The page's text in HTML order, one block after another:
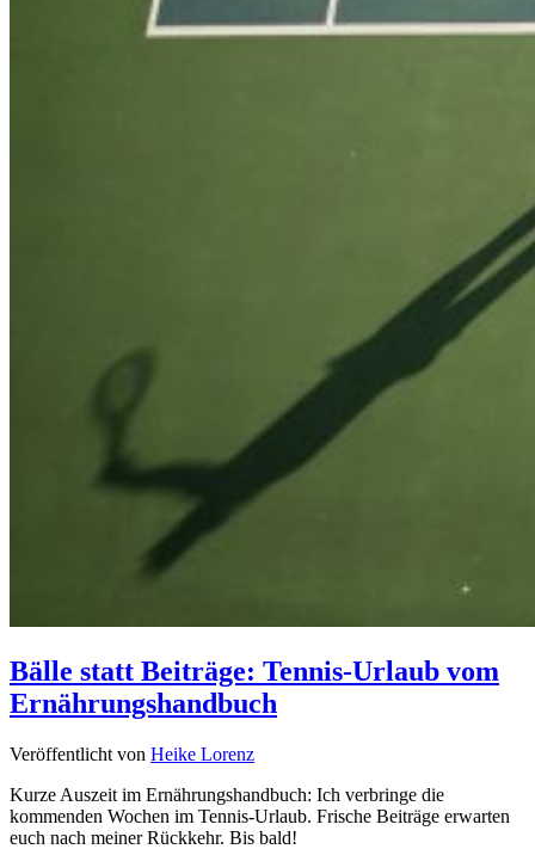
Bälle statt Beiträge: Tennis-Urlaub vom
Ernährungshandbuch
Veröffentlicht von Heike Lorenz
Kurze Auszeit im Ernährungshandbuch: Ich verbringe die
kommenden Wochen im Tennis-Urlaub. Frische Beiträge erwarten
euch nach meiner Rückkehr. Bis bald!